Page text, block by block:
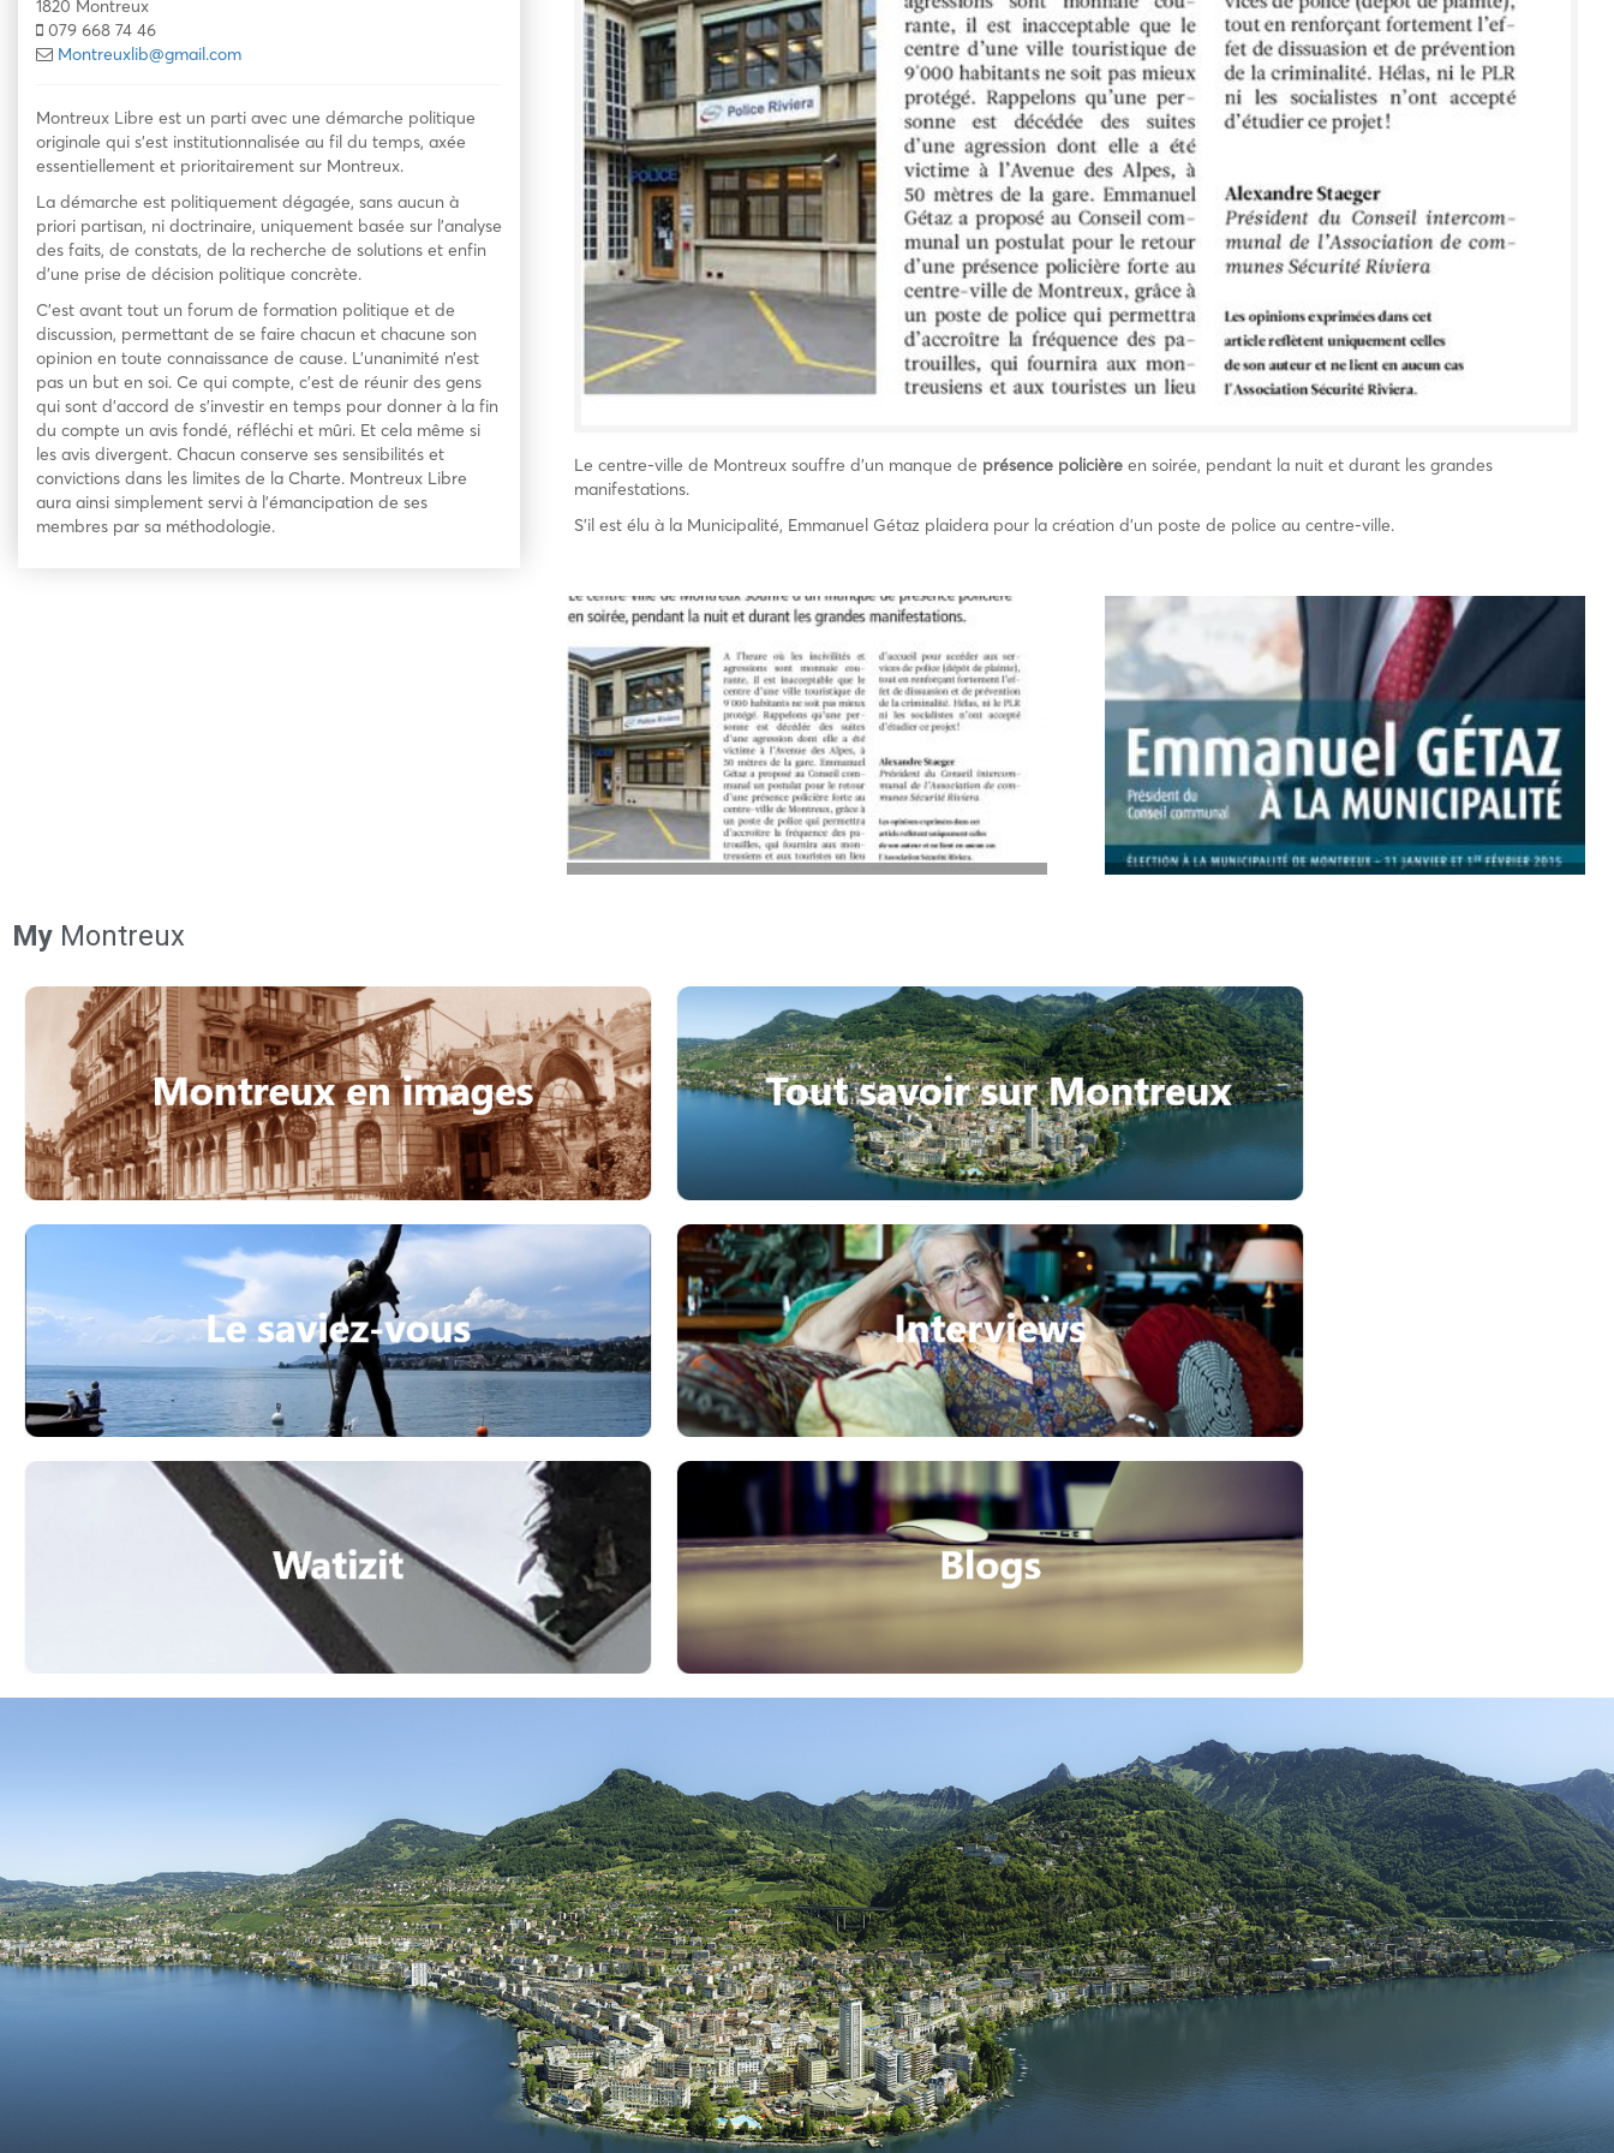
1820 Montreux
079 668 74 46
Montreuxlib@gmail.com
Montreux Libre est un parti avec une démarche politique
originale qui s’est institutionnalisée au fil du temps, axée
essentiellement et prioritairement sur Montreux.
La démarche est politiquement dégagée, sans aucun à
priori partisan, ni doctrinaire, uniquement basée sur l’analyse
des faits, de constats, de la recherche de solutions et enfin
d’une prise de décision politique concrète.
C’est avant tout un forum de formation politique et de
discussion, permettant de se faire chacun et chacune son
opinion en toute connaissance de cause. L’unanimité n’est
pas un but en soi. Ce qui compte, c’est de réunir des gens
qui sont d’accord de s’investir en temps pour donner à la fin
du compte un avis fondé, réfléchi et mûri. Et cela même si
les avis divergent. Chacun conserve ses sensibilités et
convictions dans les limites de la Charte. Montreux Libre
aura ainsi simplement servi à l’émancipation de ses
membres par sa méthodologie.
Le centre-ville de Montreux souffre d’un manque de présence policière en soirée, pendant la nuit et durant les grandes
manifestations.
S’il est élu à la Municipalité, Emmanuel Gétaz plaidera pour la création d’un poste de police au centre-ville.
My Montreux